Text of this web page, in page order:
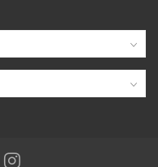
Instagram